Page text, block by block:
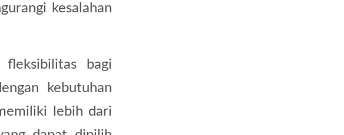
kesalahan
bagi
kebutuhan
lebih dari